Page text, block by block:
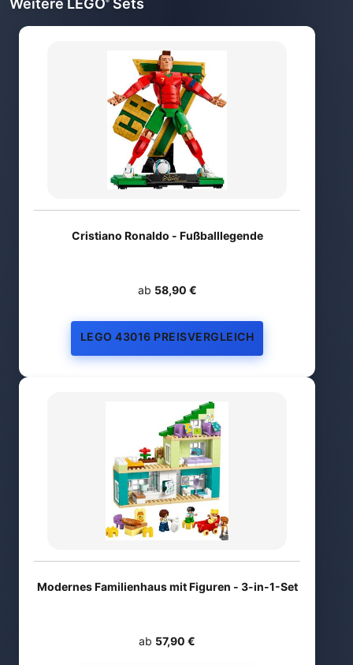
Weitere LEGO Sets
Cristiano Ronaldo - Fußballlegende
ab 58,90 €
LEGO 43016 PREISVERGLEICH
Modernes Familienhaus mit Figuren - 3-in-1-Set
ab 57,90 €